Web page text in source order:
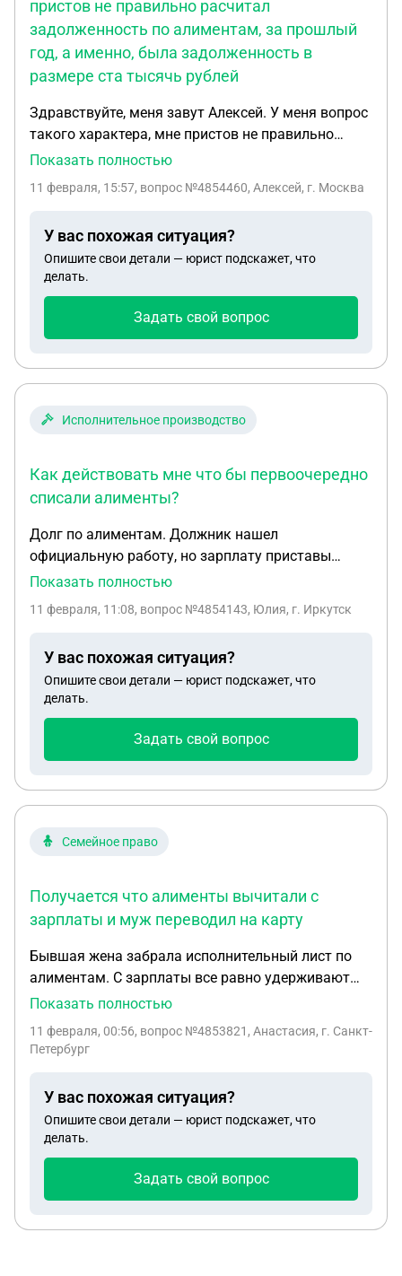
пристов не правильно расчитал
задолженность по алиментам, за прошлый
год, а именно, была задолженность в
размере ста тысячь рублей
Здравствуйте, меня завут Алексей. У меня вопрос
такого характера, мне пристов не правильно
расчитал задолженность по алиментам, за
размере ста тысячь рублей. Я как порядочный
задолженность, на её счёт в банке. Спустя двух
месяцев, в Госуслугах появилось ИП по томуже
долгу. В данный момент, прешло постановление
с моего счёта в банке в пользу бывшей супруги. У
в полной мере. Завтра, собираюсь предоставить
момент, по постановлению, мне назначены
Показать полностью
11 февраля, 15:57, вопрос №4854460, Алексей, г. Москва
У вас похожая ситуация?
Опишите свои детали — юрист подскажет, что
делать.
Задать свой вопрос
Исполнительное производство
Как действовать мне что бы первоочередно
списали алименты?
Долг по алиментам. Должник нашел
официальную работу, но зарплату приставы
списывают не по алиментам а по другим
Исполнительный лист пристав на работу не
говорит. Как действовать мне что бы
первоочередно списали алименты?
Показать полностью
11 февраля, 11:08, вопрос №4854143, Юлия, г. Иркутск
У вас похожая ситуация?
Опишите свои детали — юрист подскажет, что
делать.
Задать свой вопрос
Семейное право
Получается что алименты вычитали с
зарплаты и муж переводил на карту
Бывшая жена забрала исполнительный лист по
алиментам. С зарплаты все равно удерживают
долг по алиментам и сами алименты. Муж
алименты вычитали с зарплаты и муж переводил
Показать полностью
11 февраля, 00:56, вопрос №4853821, Анастасия, г. Санкт-
Петербург
У вас похожая ситуация?
Опишите свои детали — юрист подскажет, что
делать.
Задать свой вопрос